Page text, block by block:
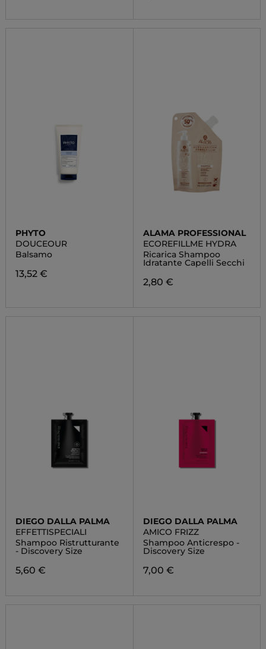
PHYTO
DOUCEOUR
Balsamo
13,52 €
ALAMA PROFESSIONAL
ECOREFILLME HYDRA
Ricarica Shampoo
Idratante Capelli Secchi
2,80 €
DIEGO DALLA PALMA
EFFETTISPECIALI
Shampoo Ristrutturante
- Discovery Size
5,60 €
DIEGO DALLA PALMA
AMICO FRIZZ
Shampoo Anticrespo -
Discovery Size
7,00 €